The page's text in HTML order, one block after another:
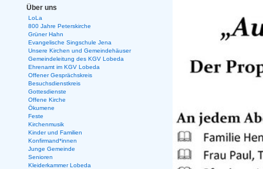
Über uns
LoLa
800 Jahre Peterskirche
Grüner Hahn
Evangelische Singschule Jena
Unsere Kirchen und Gemeindehäuser
Gemeindeleitung des KGV Lobeda
Ehrenamt im KGV Lobeda
Offener Gesprächskreis
Besuchsdienstkreis
Gottesdienste
Offene Kirche
Ökumene
Feste
Kirchenmusik
Kinder und Familien
Konfirmand*innen
Junge Gemeinde
Senioren
Kleiderkammer Lobeda